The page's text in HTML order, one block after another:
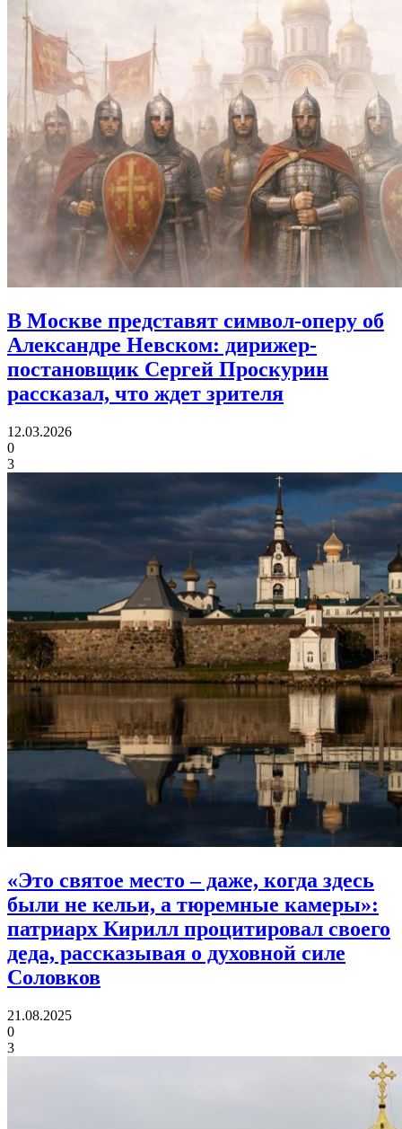
В Москве представят символ-оперу об
Александре Невском: дирижер-
постановщик Сергей Проскурин
рассказал, что ждет зрителя
12.03.2026
0
3
«Это святое место – даже, когда здесь
были не кельи, а тюремные камеры»:
патриарх Кирилл процитировал своего
деда, рассказывая о духовной силе
Соловков
21.08.2025
0
3